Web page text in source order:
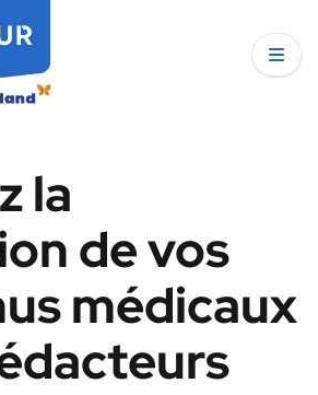
la
de vos
médicaux